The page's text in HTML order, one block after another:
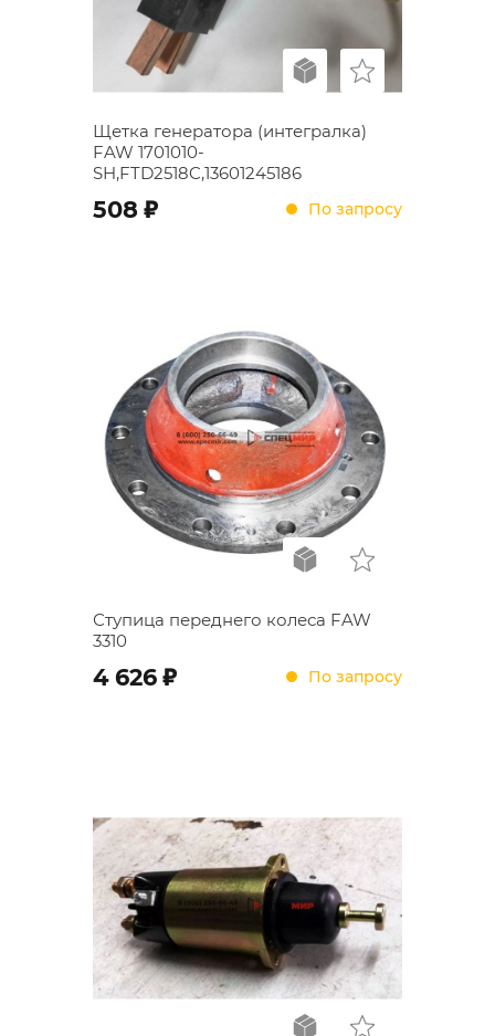
Щетка генератора (интегралка)
FAW 1701010-
SH,FTD2518C,13601245186
508 ; По запросу
Ступица переднего колеса FAW
3310
4 626 ; По запросу